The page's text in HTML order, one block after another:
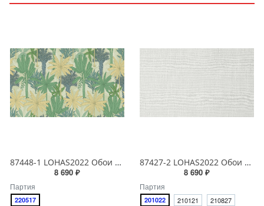
87448-1 LOHAS2022 Обои виниловые на бумажной основе 1.06*15.5
8 690 ₽
Партия
220517
87427-2 LOHAS2022 Обои виниловые на бумажной основе 1.06*15.5
8 690 ₽
Партия
201022 210121 210827